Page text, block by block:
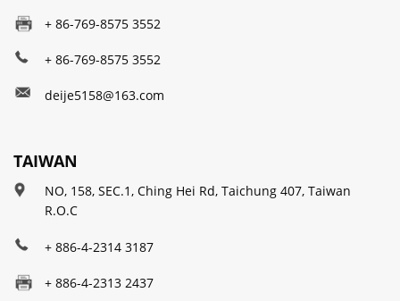
+ 86-769-8575 3552
+ 86-769-8575 3552
deije5158@163.com
TAIWAN
NO, 158, SEC.1, Ching Hei Rd, Taichung 407, Taiwan
R.O.C
+ 886-4-2314 3187
+ 886-4-2313 2437